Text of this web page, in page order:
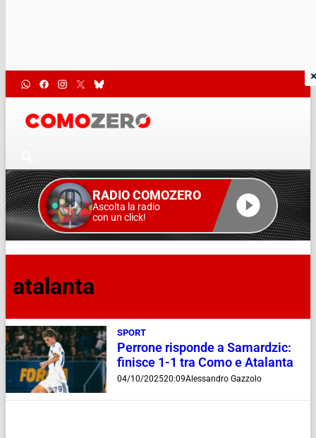
RADIO COMOZERO
Ascolta la radio
con un click!
atalanta
SPORT
Perrone risponde a Samardzic:
finisce 1-1 tra Como e Atalanta
04/10/202520:09Alessandro Gazzolo